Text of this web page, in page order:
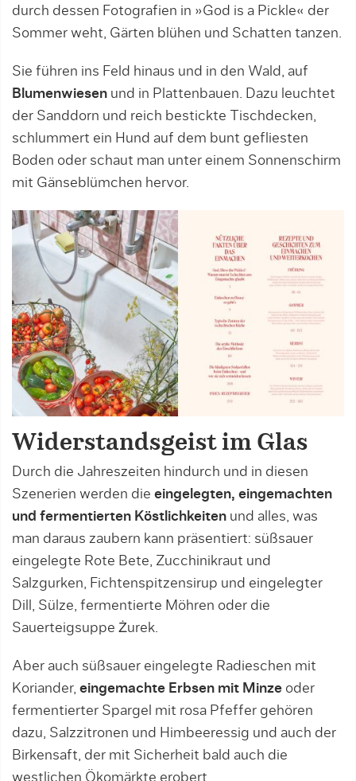
durch dessen Fotografien in »God is a Pickle« der
Sommer weht, Gärten blühen und Schatten tanzen.
Sie führen ins Feld hinaus und in den Wald, auf
Blumenwiesen und in Plattenbauen. Dazu leuchtet
der Sanddorn und reich bestickte Tischdecken,
schlummert ein Hund auf dem bunt gefliesten
Boden oder schaut man unter einem Sonnenschirm
mit Gänseblümchen hervor.
Widerstandsgeist im Glas
Durch die Jahreszeiten hindurch und in diesen
Szenerien werden die eingelegten, eingemachten
und fermentierten Köstlichkeiten und alles, was
man daraus zaubern kann präsentiert: süßsauer
eingelegte Rote Bete, Zucchinikraut und
Salzgurken, Fichtenspitzensirup und eingelegter
Dill, Sülze, fermentierte Möhren oder die
Sauerteigsuppe Żurek.
Aber auch süßsauer eingelegte Radieschen mit
Koriander, eingemachte Erbsen mit Minze oder
fermentierter Spargel mit rosa Pfeffer gehören
dazu, Salzzitronen und Himbeeressig und auch der
Birkensaft, der mit Sicherheit bald auch die
westlichen Ökomärkte erobert.